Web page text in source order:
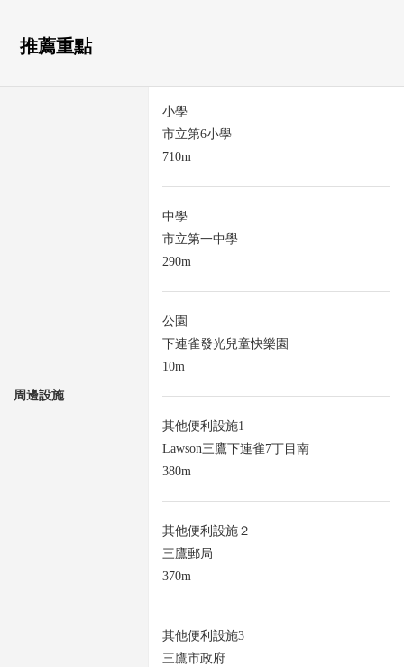
推薦重點
周邊設施
小學
市立第6小學
710m
中學
市立第一中學
290m
公園
下連雀發光兒童快樂園
10m
其他便利設施1
Lawson三鷹下連雀7丁目南
380m
其他便利設施２
三鷹郵局
370m
其他便利設施3
三鷹市政府